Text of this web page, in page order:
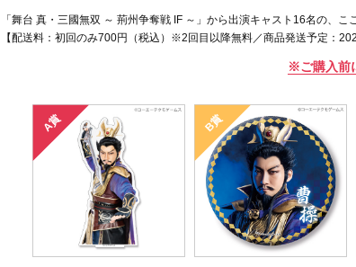
「舞台 真・三國無双 ～ 荊州争奪戦 IF ～」から出演キャスト16名の、
【配送料：初回のみ700円（税込）※2回目以降無料／商品発送予定：
※ご購入前
A賞 B賞